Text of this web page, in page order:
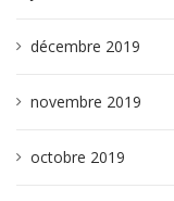
décembre 2019
novembre 2019
octobre 2019